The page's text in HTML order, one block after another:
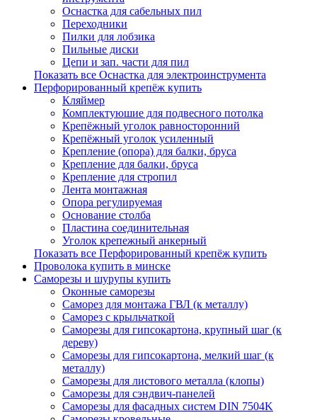
Оснастка для сабельных пил
Переходники
Пилки для лобзика
Пильные диски
Цепи и зап. части для пил
Показать все Оснастка для электроинструмента
Перфорированный крепёж купить
Кляймер
Комплектуюшие для подвесного потолка
Крепёжный уголок равносторонний
Крепёжный уголок усиленный
Крепление (опора) для балки, бруса
Крепление для балки, бруса
Крепление для стропил
Лента монтажная
Опора регулируемая
Основание столба
Пластина соединительная
Уголок крепежный анкерный
Показать все Перфорированный крепёж купить
Проволока купить в минске
Саморезы и шурупы купить
Оконные саморезы
Саморез для монтажа ГВЛ (к металлу)
Саморез с крыльчаткой
Саморезы для гипсокартона, крупный шаг (к
дереву)
Саморезы для гипсокартона, мелкий шаг (к
металлу)
Саморезы для листового металла (клопы)
Саморезы для сэндвич-панелей
Саморезы для фасадных систем DIN 7504K